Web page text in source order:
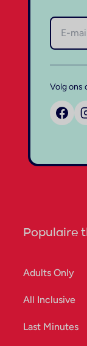
Volg ons
Populaire
Adults Only
All Inclusive
Last Minutes